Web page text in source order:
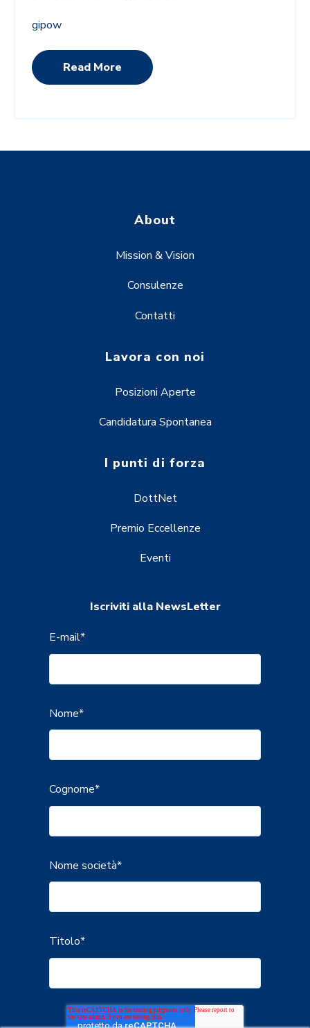
gipow
Read More
About
Mission & Vision
Consulenze
Contatti
Lavora con noi
Posizioni Aperte
Candidatura Spontanea
I punti di forza
DottNet
Premio Eccellenze
Eventi
Iscriviti alla NewsLetter
E-mail*
Nome*
Cognome*
Nome società*
Titolo*